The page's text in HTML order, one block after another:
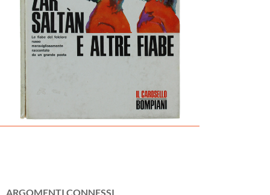
ARGOMENTI CONNESSI